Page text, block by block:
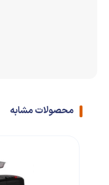
محصولات مشابه